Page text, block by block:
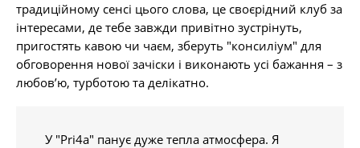
традиційному сенсі цього слова, це своєрідний клуб за
інтересами, де тебе завжди привітно зустрінуть,
пригостять кавою чи чаєм, зберуть "консиліум" для
обговорення нової зачіски і виконають усі бажання – з
любов’ю, турботою та делікатно.
У "Pri4a" панує дуже тепла атмосфера. Я